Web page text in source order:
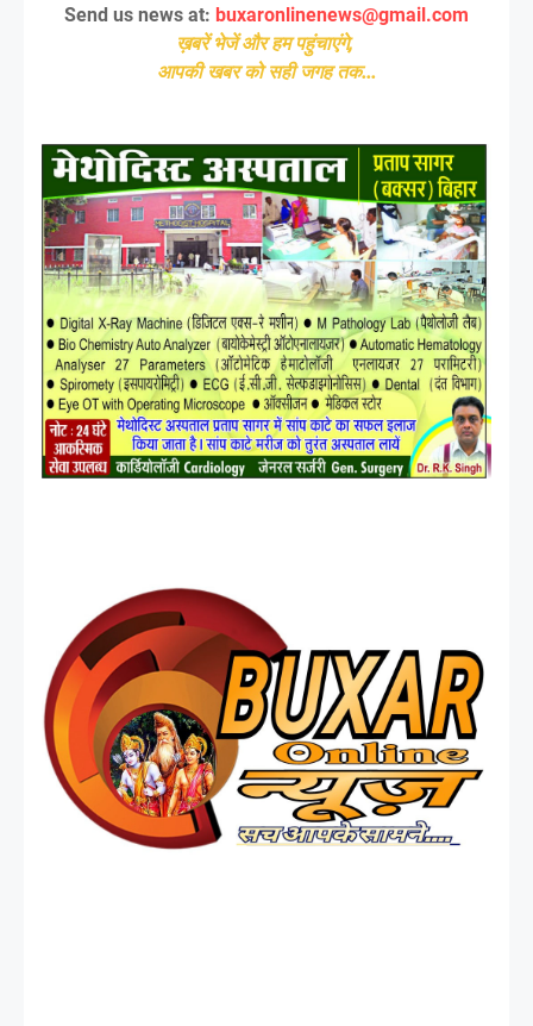
Send us news at: buxaronlinenews@gmail.com
ख़बरें भेजें और हम पहुंचाएंगे,
आपकी खबर को सही जगह तक...